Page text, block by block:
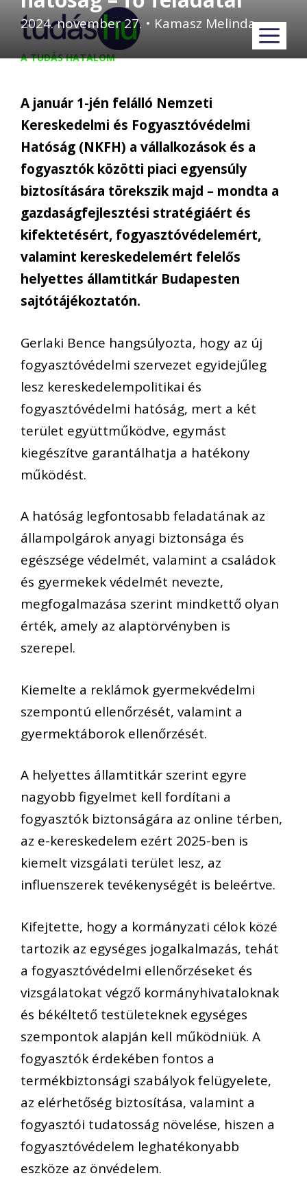
Kilépés
tartalomba
A TUDÁS HATALOM
2024. november 27. • Kamasz Melinda
A január 1-jén felálló Nemzeti
Kereskedelmi és Fogyasztóvédelmi
Hatóság (NKFH) a vállalkozások és a
fogyasztók közötti piaci egyensúly
biztosítására törekszik majd – mondta a
gazdaságfejlesztési stratégiáért és
kifektetésért, fogyasztóvédelemért,
valamint kereskedelemért felelős
helyettes államtitkár Budapesten
sajtótájékoztatón.
Gerlaki Bence hangsúlyozta, hogy az új
fogyasztóvédelmi szervezet egyidejűleg
lesz kereskedelempolitikai és
fogyasztóvédelmi hatóság, mert a két
terület együttműködve, egymást
kiegészítve garantálhatja a hatékony
működést.
A hatóság legfontosabb feladatának az
állampolgárok anyagi biztonsága és
egészsége védelmét, valamint a családok
és gyermekek védelmét nevezte,
megfogalmazása szerint mindkettő olyan
érték, amely az alaptörvényben is
szerepel.
Kiemelte a reklámok gyermekvédelmi
szempontú ellenőrzését, valamint a
gyermektáborok ellenőrzését.
A helyettes államtitkár szerint egyre
nagyobb figyelmet kell fordítani a
fogyasztók biztonságára az online térben,
az e-kereskedelem ezért 2025-ben is
kiemelt vizsgálati terület lesz, az
influenszerek tevékenységét is beleértve.
Kifejtette, hogy a kormányzati célok közé
tartozik az egységes jogalkalmazás, tehát
a fogyasztóvédelmi ellenőrzéseket és
vizsgálatokat végző kormányhivataloknak
és békéltető testületeknek egységes
szempontok alapján kell működniük. A
fogyasztók érdekében fontos a
termékbiztonsági szabályok felügyelete,
az elérhetőség biztosítása, valamint a
fogyasztói tudatosság növelése, hiszen a
fogyasztóvédelem leghatékonyabb
eszköze az önvédelem.